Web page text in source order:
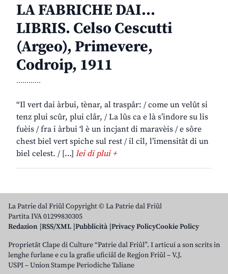
LA FABRICHE DAI…
LIBRIS. Celso Cescutti
(Argeo), Primevere,
Codroip, 1911
............
“Il vert dai àrbui, tènar, al traspâr: / come un velût si
tenz plui scûr, plui clâr, / La lûs ca e là s’indore su lis
fuèis / fra i àrbui ‘l è un incjant di maravèis / e sôre
chest biel vert spiche sul rest / il cîl, l’imensitât di un
biel celest. / […] lei di plui +
La Patrie dal Friûl Copyright © La Patrie dal Friûl
Partita IVA 01299830305
Redazion RSS/XML Pubblicità Privacy PolicyCookie Policy
Proprietât Clape di Culture “Patrie dal Friûl”. I articui a son scrits in
lenghe furlane e cu la grafie uficiâl de Regjon Friûl – V.J.
USPI – Union Stampe Periodiche Taliane